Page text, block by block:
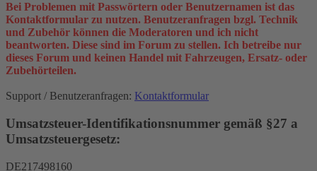
Bei Problemen mit Passwörtern oder Benutzernamen ist das
Kontaktformular zu nutzen. Benutzeranfragen bzgl. Technik
und Zubehör können die Moderatoren und ich nicht
beantworten. Diese sind im Forum zu stellen. Ich betreibe nur
dieses Forum und keinen Handel mit Fahrzeugen, Ersatz- oder
Zubehörteilen.
Support / Benutzeranfragen: Kontaktformular
Umsatzsteuer-Identifikationsnummer gemäß §27 a
Umsatzsteuergesetz:
DE217498160